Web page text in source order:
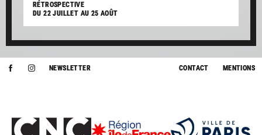
RÉTROSPECTIVE
DU 22 JUILLET AU 25 AOÛT
NEWSLETTER CONTACT MENTIONS